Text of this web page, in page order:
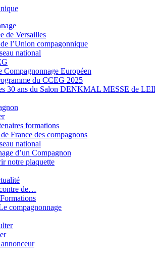
de Versailles
l’Union compagonnique
national
Compagnonnage Européen
du CCEG 2025
30 ans du Salon DENKMAL MESSE de
formations
France des compagnons
national
d’un Compagnon
notre plaquette
de…
compagnonnage